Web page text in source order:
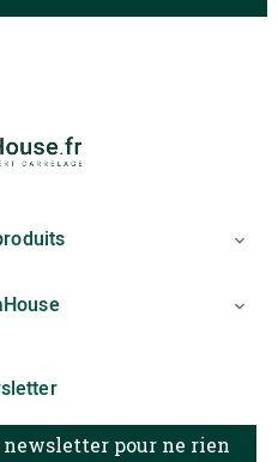


pour ne rien